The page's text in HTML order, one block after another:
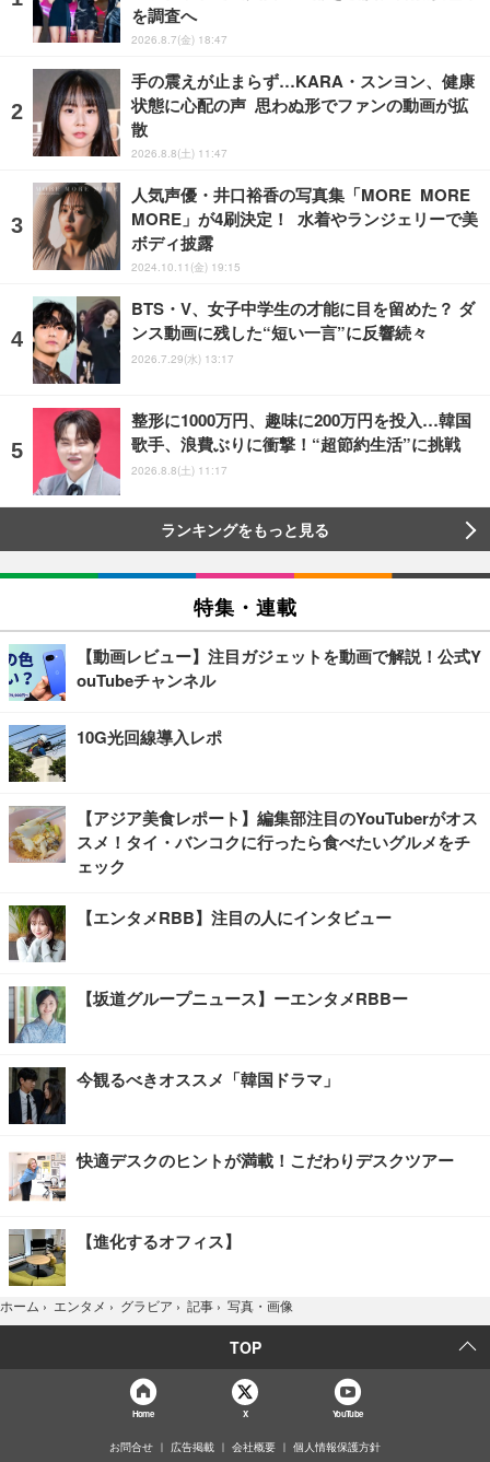
を調査へ
2026.8.7(金) 18:47
手の震えが止まらず…KARA・スンヨン、健康
状態に心配の声 思わぬ形でファンの動画が拡
散
2026.8.8(土) 11:47
人気声優・井口裕香の写真集「MORE MORE
MORE」が4刷決定！ 水着やランジェリーで美
ボディ披露
2024.10.11(金) 19:15
BTS・V、女子中学生の才能に目を留めた？ ダ
ンス動画に残した“短い一言”に反響続々
2026.7.29(水) 13:17
整形に1000万円、趣味に200万円を投入…韓国
歌手、浪費ぶりに衝撃！“超節約生活”に挑戦
2026.8.8(土) 11:17
ランキングをもっと見る
特集・連載
【動画レビュー】注目ガジェットを動画で解説！公式Y
ouTubeチャンネル
10G光回線導入レポ
【アジア美食レポート】編集部注目のYouTuberがオス
スメ！タイ・バンコクに行ったら食べたいグルメをチ
ェック
【エンタメRBB】注目の人にインタビュー
【坂道グループニュース】ーエンタメRBBー
今観るべきオススメ「韓国ドラマ」
快適デスクのヒントが満載！こだわりデスクツアー
【進化するオフィス】
ホーム › エンタメ › グラビア › 記事 › 写真・画像
TOP
Home X YouTube
お問合せ 広告掲載 会社概要 個人情報保護方針